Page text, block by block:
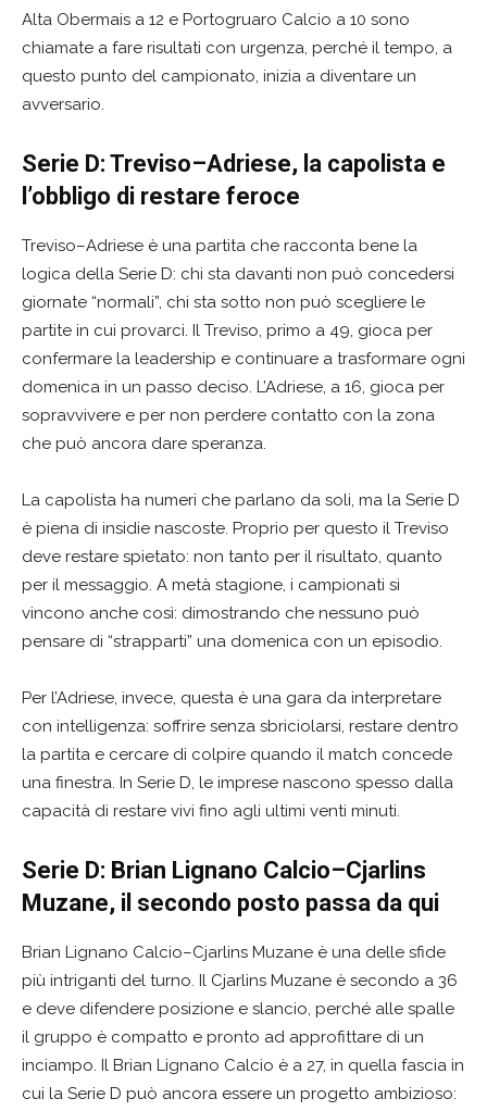
Alta Obermais a 12 e Portogruaro Calcio a 10 sono
chiamate a fare risultati con urgenza, perché il tempo, a
questo punto del campionato, inizia a diventare un
avversario.
Serie D: Treviso–Adriese, la capolista e
l’obbligo di restare feroce
Treviso–Adriese è una partita che racconta bene la
logica della Serie D: chi sta davanti non può concedersi
giornate “normali”, chi sta sotto non può scegliere le
partite in cui provarci. Il Treviso, primo a 49, gioca per
confermare la leadership e continuare a trasformare ogni
domenica in un passo deciso. L’Adriese, a 16, gioca per
sopravvivere e per non perdere contatto con la zona
che può ancora dare speranza.
La capolista ha numeri che parlano da soli, ma la Serie D
è piena di insidie nascoste. Proprio per questo il Treviso
deve restare spietato: non tanto per il risultato, quanto
per il messaggio. A metà stagione, i campionati si
vincono anche così: dimostrando che nessuno può
pensare di “strapparti” una domenica con un episodio.
Per l’Adriese, invece, questa è una gara da interpretare
con intelligenza: soffrire senza sbriciolarsi, restare dentro
la partita e cercare di colpire quando il match concede
una finestra. In Serie D, le imprese nascono spesso dalla
capacità di restare vivi fino agli ultimi venti minuti.
Serie D: Brian Lignano Calcio–Cjarlins
Muzane, il secondo posto passa da qui
Brian Lignano Calcio–Cjarlins Muzane è una delle sfide
più intriganti del turno. Il Cjarlins Muzane è secondo a 36
e deve difendere posizione e slancio, perché alle spalle
il gruppo è compatto e pronto ad approfittare di un
inciampo. Il Brian Lignano Calcio è a 27, in quella fascia in
cui la Serie D può ancora essere un progetto ambizioso: